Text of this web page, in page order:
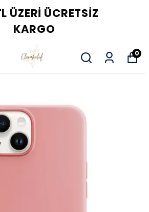
ÜZERI ÜCRETSIZ
KARGO
0